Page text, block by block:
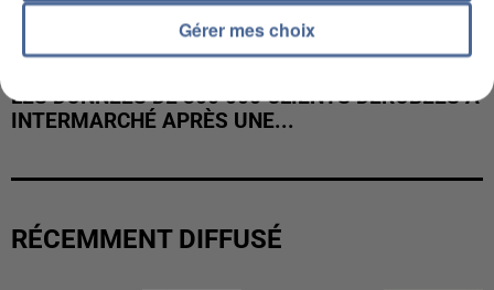
LES DONNÉES DE 300 000 CLIENTS DÉROBÉES À
INTERMARCHÉ APRÈS UNE...
RÉCEMMENT DIFFUSÉ
Gérer mes choix